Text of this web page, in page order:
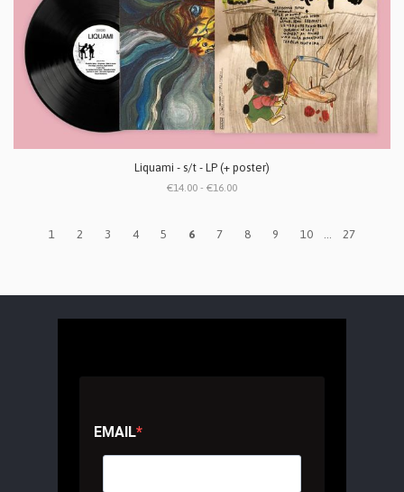
Liquami - s/t - LP (+ poster)
€14.00 - €16.00
1 2 3 4 5 6 7 8 9 10 ... 27
EMAIL